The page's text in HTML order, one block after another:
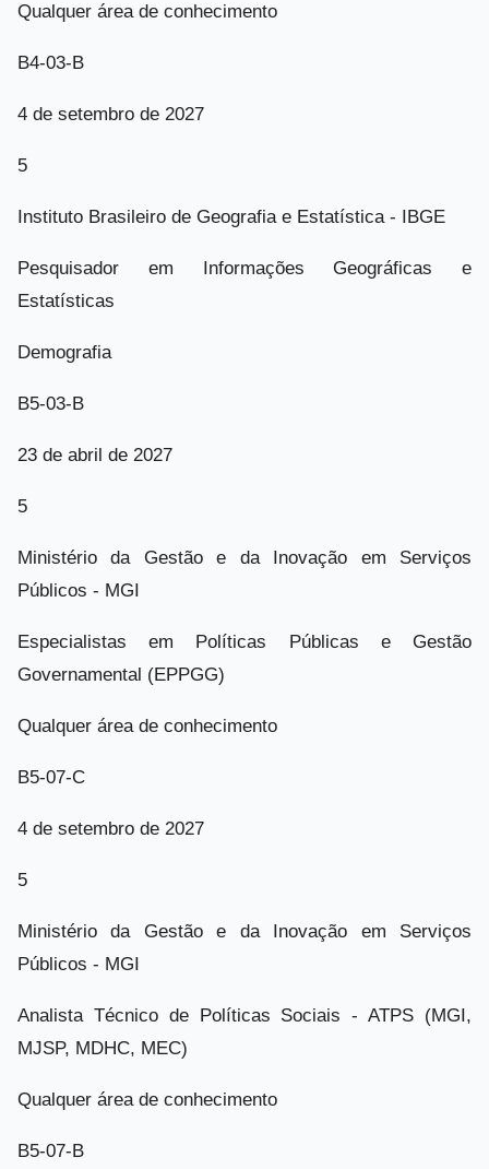
Qualquer área de conhecimento
B4-03-B
4 de setembro de 2027
5
Instituto Brasileiro de Geografia e Estatística - IBGE
Pesquisador em Informações Geográficas e
Estatísticas
Demografia
B5-03-B
23 de abril de 2027
5
Ministério da Gestão e da Inovação em Serviços
Públicos - MGI
Especialistas em Políticas Públicas e Gestão
Governamental (EPPGG)
Qualquer área de conhecimento
B5-07-C
4 de setembro de 2027
5
Ministério da Gestão e da Inovação em Serviços
Públicos - MGI
Analista Técnico de Políticas Sociais - ATPS (MGI,
MJSP, MDHC, MEC)
Qualquer área de conhecimento
B5-07-B